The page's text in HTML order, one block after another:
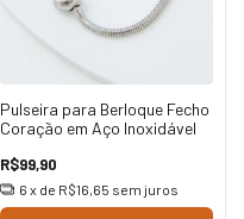
Pulseira para Berloque Fecho
Coração em Aço Inoxidável
R$99,90
6 x de R$16,65 sem juros